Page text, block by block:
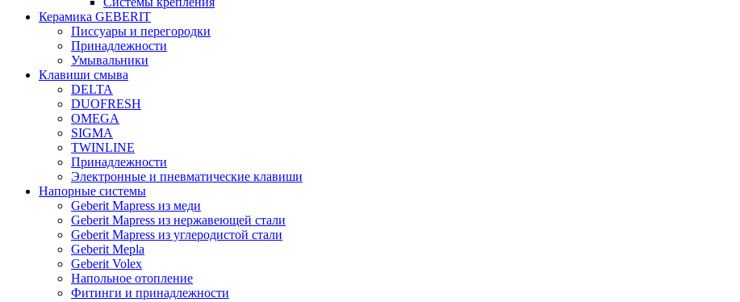
Керамика GEBERIT
Писсуары и перегородки
Принадлежности
Умывальники
Клавиши смыва
DELTA
DUOFRESH
OMEGA
SIGMA
TWINLINE
Принадлежности
Электронные и пневматические клавиши
Напорные системы
Geberit Mapress из меди
Geberit Mapress из нержавеющей стали
Geberit Mapress из углеродистой стали
Geberit Mepla
Geberit Volex
Напольное отопление
Фитинги и принадлежности